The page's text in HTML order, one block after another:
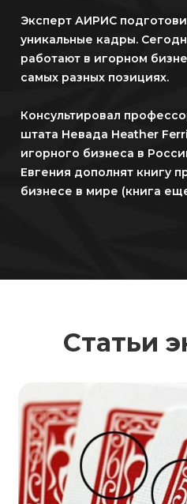
Эксперт АИРИС
уникальные кадры.
работают в игорном
самых разных позициях.
Консультировал
штата Невада Heather
игорного бизнеса в
Евгения дополнят книгу
бизнесе в мире (книга
Статьи